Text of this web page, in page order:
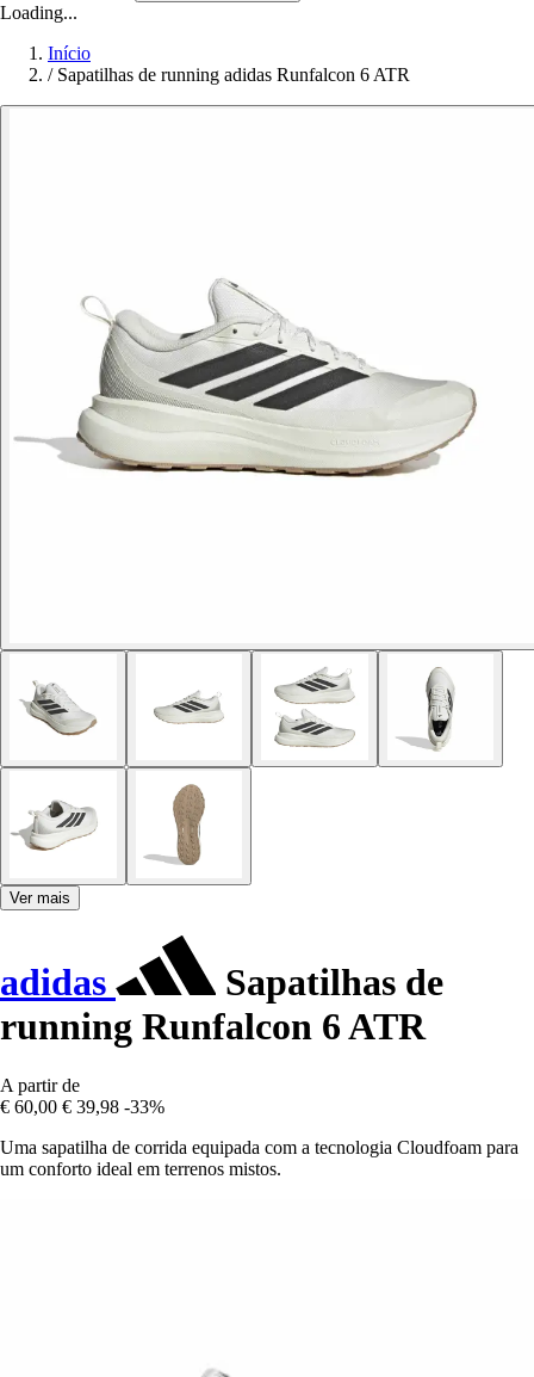
Loading...
Início
/ Sapatilhas de running adidas Runfalcon 6 ATR
Ver mais
adidas
Sapatilhas de
running Runfalcon 6 ATR
A partir de
€ 60,00 € 39,98 -33%
Uma sapatilha de corrida equipada com a tecnologia Cloudfoam para
um conforto ideal em terrenos mistos.